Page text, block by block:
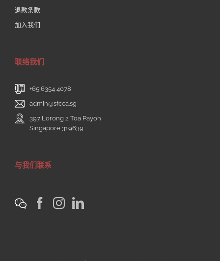
退款条款
加入我们
联络我们
+65 6354 4078
admin@sfcca.sg
397 Lorong 2 Toa Payoh
Singapore 319639
与我们联系